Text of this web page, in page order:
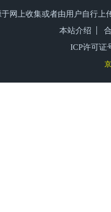
网上收集或者由用户自行
本站介绍
ICP许可证